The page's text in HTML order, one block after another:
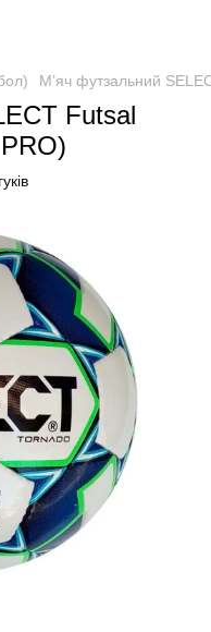
М’яч футзальний
Futsal